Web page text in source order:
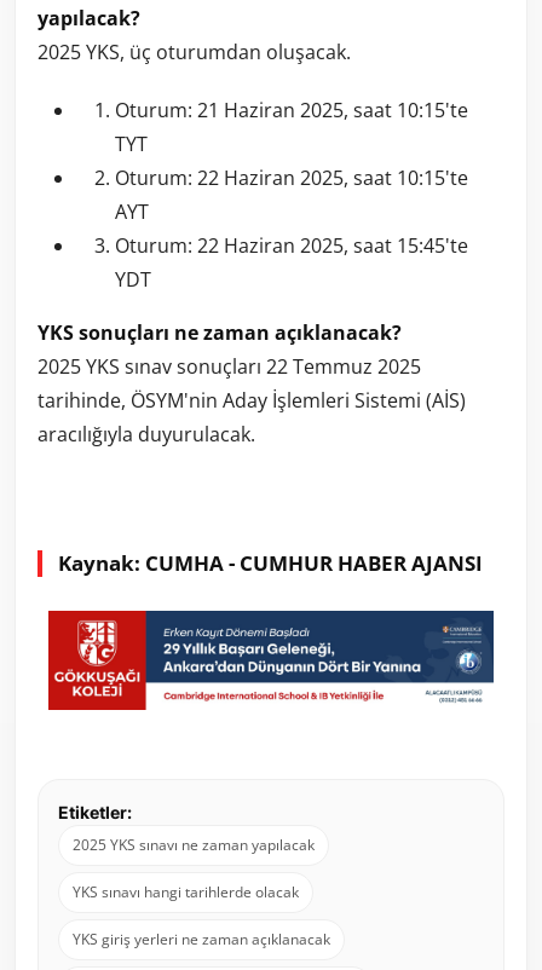
yapılacak?
2025 YKS, üç oturumdan oluşacak.
Oturum: 21 Haziran 2025, saat 10:15'te
TYT
Oturum: 22 Haziran 2025, saat 10:15'te
AYT
Oturum: 22 Haziran 2025, saat 15:45'te
YDT
YKS sonuçları ne zaman açıklanacak?
2025 YKS sınav sonuçları 22 Temmuz 2025
tarihinde, ÖSYM'nin Aday İşlemleri Sistemi (AİS)
aracılığıyla duyurulacak.
Kaynak: CUMHA - CUMHUR HABER AJANSI
Etiketler:
2025 YKS sınavı ne zaman yapılacak
YKS sınavı hangi tarihlerde olacak
YKS giriş yerleri ne zaman açıklanacak